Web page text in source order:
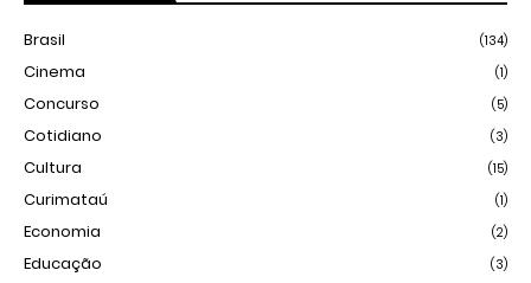
Brasil (134)
Cinema (1)
Concurso (5)
Cotidiano (3)
Cultura (15)
Curimataú (1)
Economia (2)
Educação (3)